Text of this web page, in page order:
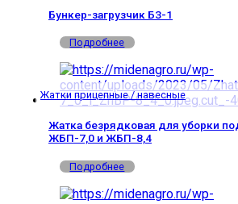
Бункер-загрузчик БЗ-1
Подробнее
Жатки прицепные / навесные
Жатка безрядковая для уборки
ЖБП-7,0 и ЖБП-8,4
Подробнее